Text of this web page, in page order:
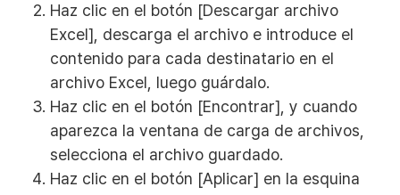
Haz clic en el botón [Descargar archivo
Excel], descarga el archivo e introduce el
contenido para cada destinatario en el
archivo Excel, luego guárdalo.
Haz clic en el botón [Encontrar], y cuando
aparezca la ventana de carga de archivos,
selecciona el archivo guardado.
Haz clic en el botón [Aplicar] en la esquina